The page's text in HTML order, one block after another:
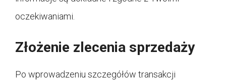
oczekiwaniami.
Złożenie zlecenia sprzedaży
Po wprowadzeniu szczegółów transakcji